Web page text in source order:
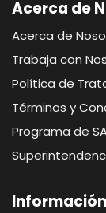
Acerca de
Acerca de
Trabaja con
Política de
Términos y
Programa de